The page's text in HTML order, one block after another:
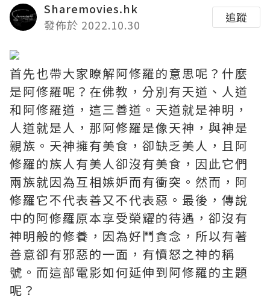
Sharemovies.hk
發佈於 2022.10.30
追蹤
首先也帶大家瞭解阿修羅的意思呢？什麼
是阿修羅呢？在佛教，分別有天道、人道
和阿修羅道，這三善道。天道就是神明，
人道就是人，那阿修羅是像天神，與神是
親族。天神擁有美食，卻缺乏美人，且阿
修羅的族人有美人卻沒有美食，因此它們
兩族就因為互相嫉妒而有衝突。然而，阿
修羅它不代表善又不代表惡。最後，傳說
中的阿修羅原本享受榮耀的待遇，卻沒有
神明般的修養，因為好鬥貪念，所以有著
善意卻有邪惡的一面，有憤怒之神的稱
號。而這部電影如何延伸到阿修羅的主題
呢？